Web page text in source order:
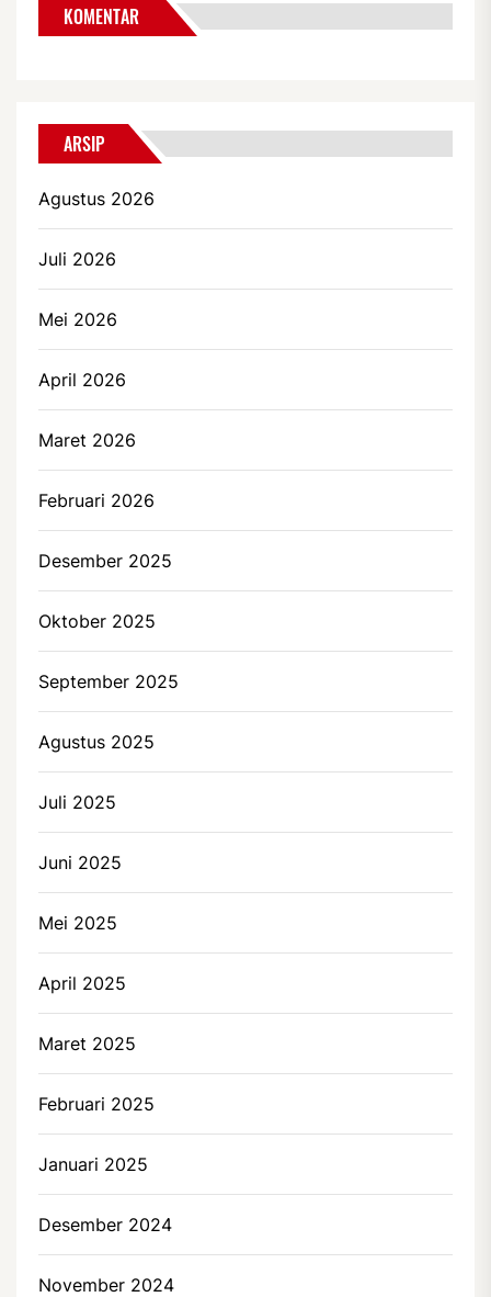
KOMENTAR
ARSIP
Agustus 2026
Juli 2026
Mei 2026
April 2026
Maret 2026
Februari 2026
Desember 2025
Oktober 2025
September 2025
Agustus 2025
Juli 2025
Juni 2025
Mei 2025
April 2025
Maret 2025
Februari 2025
Januari 2025
Desember 2024
November 2024